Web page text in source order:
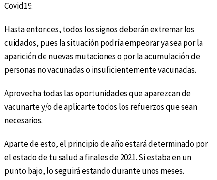
Covid19.
Hasta entonces, todos los signos deberán extremar los
cuidados, pues la situación podría empeorar ya sea por la
aparición de nuevas mutaciones o por la acumulación de
personas no vacunadas o insuficientemente vacunadas.
Aprovecha todas las oportunidades que aparezcan de
vacunarte y/o de aplicarte todos los refuerzos que sean
necesarios.
Aparte de esto, el principio de año estará determinado por
el estado de tu salud a finales de 2021. Si estaba en un
punto bajo, lo seguirá estando durante unos meses.